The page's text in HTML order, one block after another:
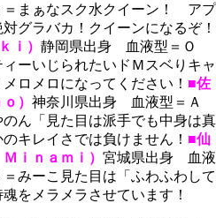
まぁなスク水クイーン！ アプ
グラバカ！クイーンになるぞ！
ｉ） 静岡県出身 血液型＝Ｏ
ーいじられたいドＭスベりキャ
ロメロになってください！ ■佐
） 神奈川県出身 血液型＝Ａ
ん「見た目は派手でも中身は真
キレイさでは負けません！ ■仙
ｉｎａｍｉ） 宮城県出身 血液
みーこ見た目は「ふわふわして
をメラメラさせています！